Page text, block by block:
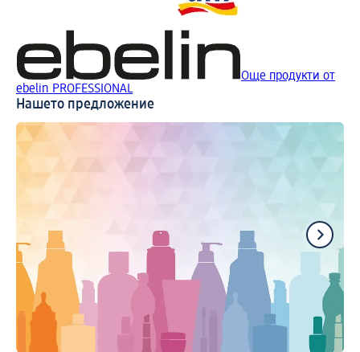
Още продукти от
ebelin PROFESSIONAL
Нашето предложение